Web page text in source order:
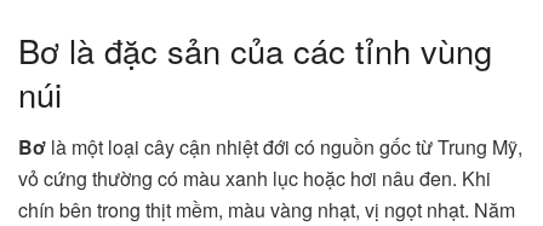
Bơ là đặc sản của các tỉnh vùng
núi
Bơ là một loại cây cận nhiệt đới có nguồn gốc từ Trung Mỹ,
vỏ cứng thường có màu xanh lục hoặc hơi nâu đen. Khi
chín bên trong thịt mềm, màu vàng nhạt, vị ngọt nhạt. Năm